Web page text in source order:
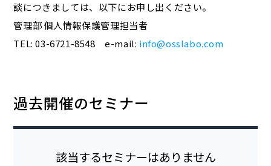
談につきましては、以下にお申し出ください。
管理部 個人情報保護管理担当者
TEL: 03-6721-8548 e-mail: info@osslabo.com
過去開催のセミナー
該当するセミナーはありません